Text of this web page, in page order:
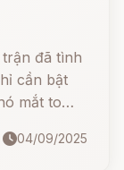
đã tình
cần bật
mắt to
mắt to
04/09/2025